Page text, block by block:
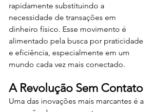
rapidamente substituindo a
necessidade de transações em
dinheiro físico. Esse movimento é
alimentado pela busca por praticidade
e eficiência, especialmente em um
mundo cada vez mais conectado.
A Revolução Sem Contato
Uma das inovações mais marcantes é a